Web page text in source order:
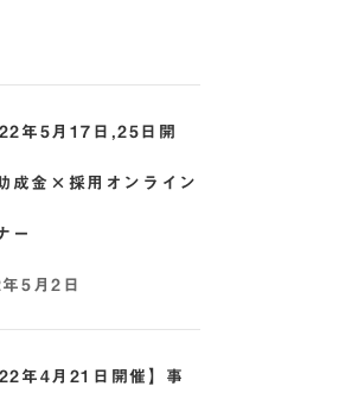
年5月17日,25日開
成金×採用オンライン
ー
5月2日
年4月21日開催】事